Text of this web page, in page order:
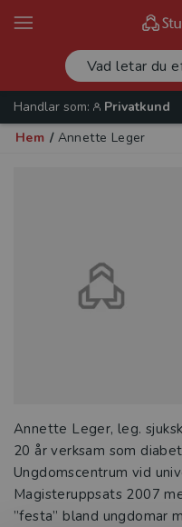
Handlar som:
Privatkund
Hem / Annette Leger
Annette Leger, leg.
20 år verksam som
Ungdomscentrum vid
Magisteruppsats 2007
”festa” bland ungdomar